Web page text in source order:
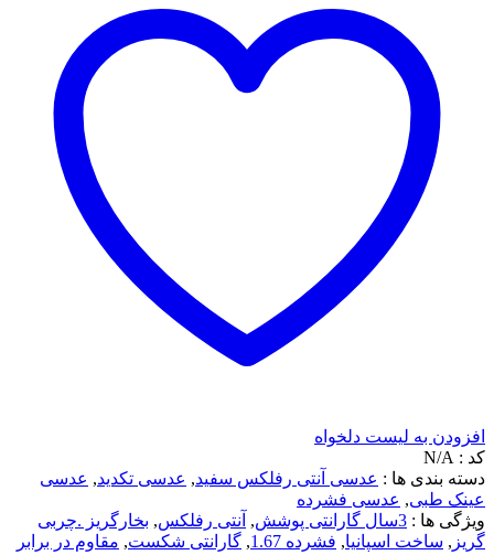
افزودن به لیست دلخواه
کد : N/A
دسته بندی ها : عدسی آنتی رفلکس سفید, عدسی تکدید, عدسی
عینک طبی, عدسی فشرده
ویژگی ها : 3سال گارانتی پوشش , آنتی رفلکس, بخارگریز .چربی
گریز , ساخت اسپانیا, فشرده 1.67 , گارانتی شکست, مقاوم در برابر